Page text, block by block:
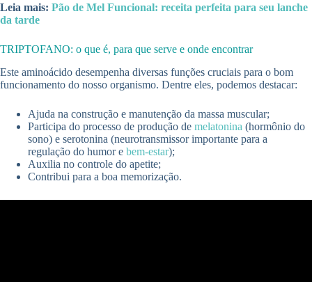
Leia mais: Pão de Mel Funcional: receita perfeita para seu lanche
da tarde
TRIPTOFANO: o que é, para que serve e onde encontrar
Este aminoácido desempenha diversas funções cruciais para o bom
funcionamento do nosso organismo. Dentre eles, podemos destacar:
Ajuda na construção e manutenção da massa muscular;
Participa do processo de produção de melatonina (hormônio do
sono) e serotonina (neurotransmissor importante para a
regulação do humor e bem-estar);
Auxilia no controle do apetite;
Contribui para a boa memorização.